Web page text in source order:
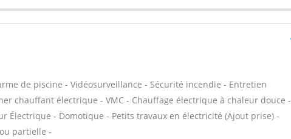
de piscine - Vidéosurveillance - Sécurité incendie - Entretien
chauffant électrique - VMC - Chauffage électrique à chaleur douce -
Électrique - Domotique - Petits travaux en électricité (Ajout prise) -
partielle -